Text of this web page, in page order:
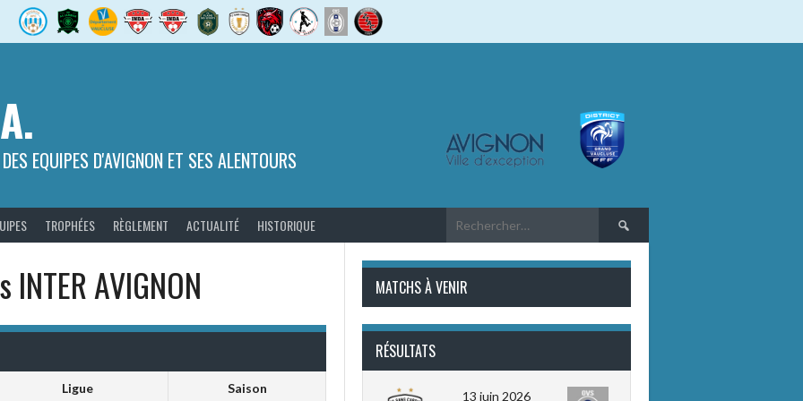
EQUIPES D'AVIGNON ET SES ALENTOURS
TROPHÉES RÈGLEMENT ACTUALITÉ HISTORIQUE Rechercher :
INTER AVIGNON
Ligue Saison
MATCHS À VENIR
RÉSULTATS
13 juin 2026